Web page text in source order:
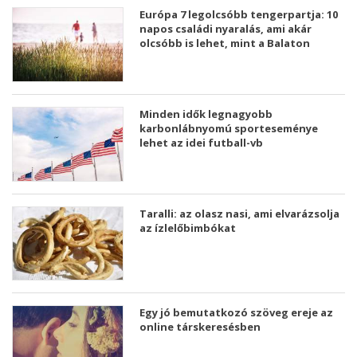
Európa 7 legolcsóbb tengerpartja: 10
napos családi nyaralás, ami akár
olcsóbb is lehet, mint a Balaton
Minden idők legnagyobb
karbonlábnyomú sporteseménye
lehet az idei futball-vb
Taralli: az olasz nasi, ami elvarázsolja
az ízlelőbimbókat
Egy jó bemutatkozó szöveg ereje az
online társkeresésben